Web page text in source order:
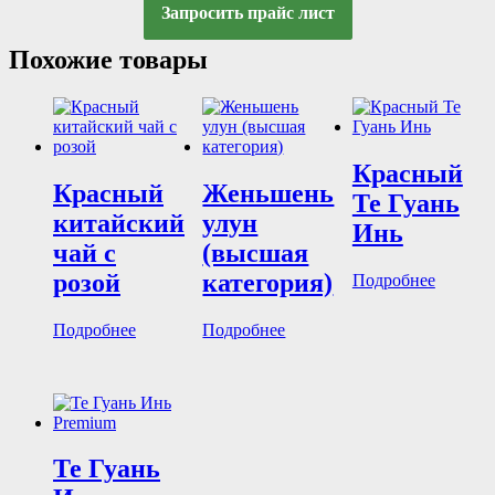
Запросить прайс лист
Похожие товары
Красный
китайский
чай с
розой
Подробнее
Женьшень
улун
(высшая
категория)
Подробнее
Красный
Те Гуань
Инь
Подробнее
Те Гуань